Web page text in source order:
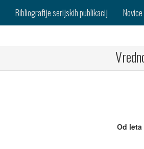
Bibliografije serijskih publikacij Novice
Od leta